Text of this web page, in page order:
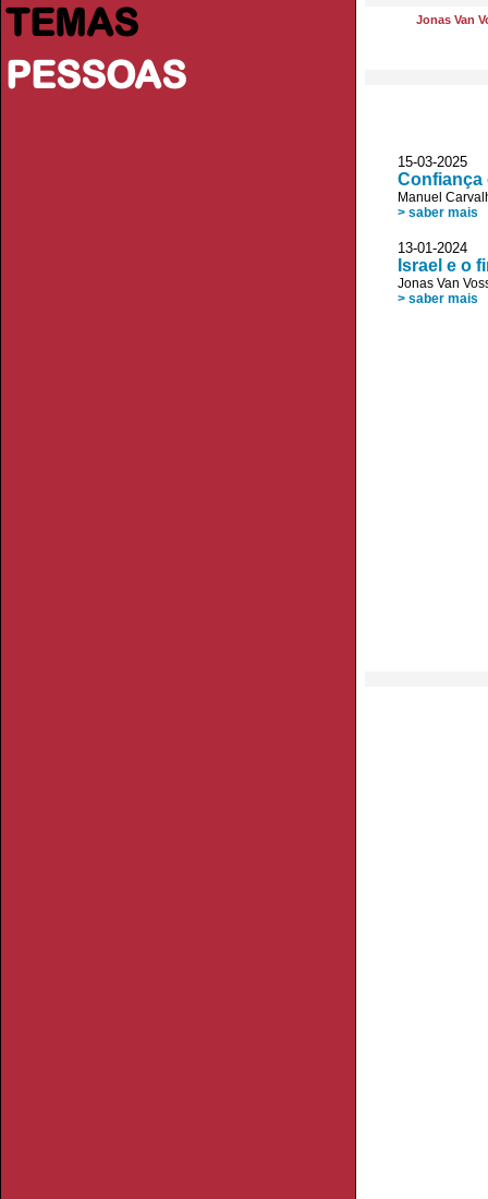
TEMAS
PESSOAS
Jonas Van
15-03-2025
Confiança
Manuel
> saber mais
13-01-
Israel e o
Jonas Van
> saber mais